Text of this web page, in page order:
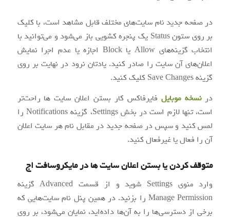
در صفحه جدید نام سایت‌های مختلف قابل مشاهد است، با کلیک
بر روی ستون Status یک پنجره کشویی باز می‌شود و می‌توانید با
انتخاب گزینه‌های Allow یا Block اجازه یا عدم اجرا نمایش
اعلان‌های آن سایت را صادر کنید. یادتان نرود در نهایت بر روی
گزینه Save Changes کلیک کنید.
درنسخه موبایل فایرفاکس کار بستن اعلان سایت ها راحت‌تر
است، تنها لازم است در بخش Settings، گزینه Notifications را
لمس کنید و سپس در صفحه جدید در مقابل نام هر سایت اعلان
آن را فعال یا غیرفعال کنید.
متوقف کردن یا بستن اعلان سایت ها در مایکروسافت اج
وارد منوی Settings شوید و از قسمت Advanced گزینه
Manage Permission را بزنید. در همین پنل نام سایت‌هایی که
برخی از دسترسی‌ها را به آن‌ها داده‌اید، نمایان می‌شود، بر روی